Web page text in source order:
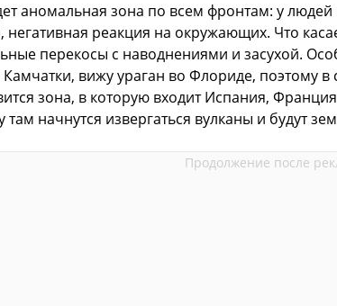
аномальная зона по всем фронтам: у людей
негативная реакция на окружающих. Что
перекосы с наводнениями и засухой.
Камчатки, вижу ураган во Флориде, поэтому
зона, в которую входит Испания,
там начнутся извергаться вулканы и будут